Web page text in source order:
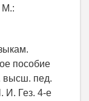
М.:
пособие
высш. пед.
И. Гез. 4-е